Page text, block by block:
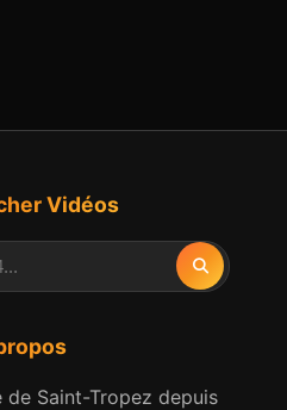
de Saint-Tropez depuis
Vidéos